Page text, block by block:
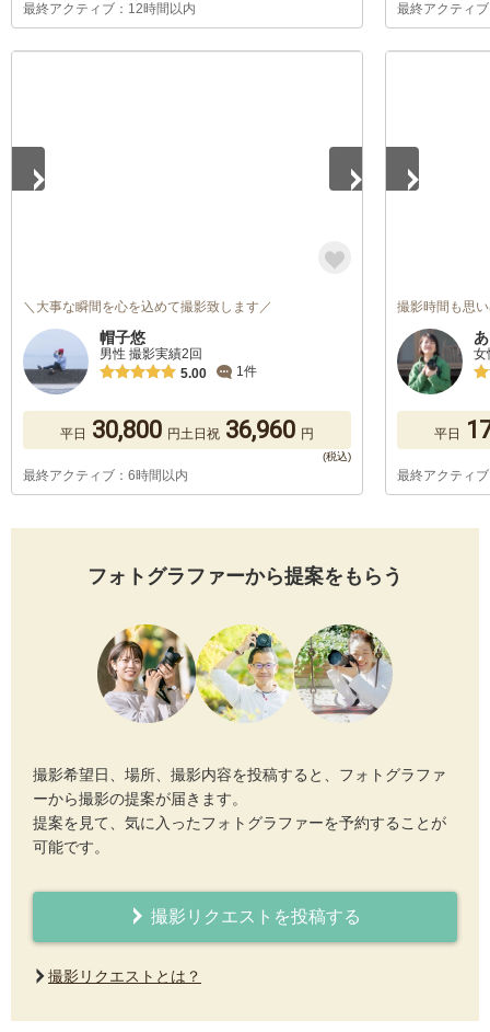
最終アクティブ：12時間以内 最終アクティ
＼大事な瞬間を心を込めて撮影致します／
帽子悠
男性 撮影実績2回
5.00
1件
平日 30,800 円土日祝 36,960 円
最終アクティブ：6時間以内
撮影時間も思
女
平日
最終アクティ
フォトグラファーから提案をもらう
撮影希望日、場所、撮影内容を投稿すると、フォトグラファ
ーから撮影の提案が届きます。
提案を見て、気に入ったフォトグラファーを予約することが
可能です。
撮影リクエストを投稿する
撮影リクエストとは？